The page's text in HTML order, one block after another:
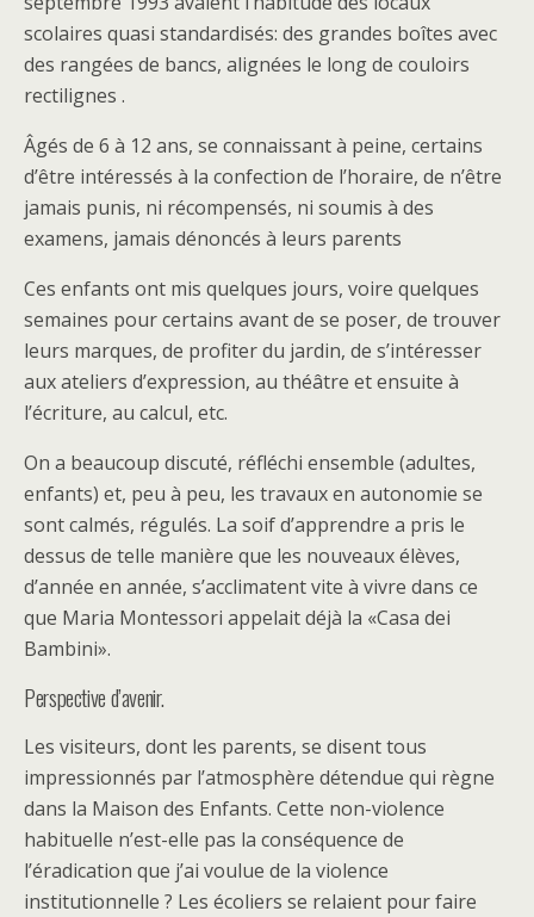
scolaires quasi standardisés: des grandes boîtes avec
des rangées de bancs, alignées le long de couloirs
rectilignes .
Âgés de 6 à 12 ans, se connaissant à peine, certains
d’être intéressés à la confection de l’horaire, de n’être
jamais punis, ni récompensés, ni soumis à des
examens, jamais dénoncés à leurs parents
Ces enfants ont mis quelques jours, voire quelques
semaines pour certains avant de se poser, de trouver
leurs marques, de profiter du jardin, de s’intéresser
aux ateliers d’expression, au théâtre et ensuite à
l’écriture, au calcul, etc.
On a beaucoup discuté, réfléchi ensemble (adultes,
enfants) et, peu à peu, les travaux en autonomie se
sont calmés, régulés. La soif d’apprendre a pris le
dessus de telle manière que les nouveaux élèves,
d’année en année, s’acclimatent vite à vivre dans ce
que Maria Montessori appelait déjà la «Casa dei
Bambini».
Perspective d’avenir.
Les visiteurs, dont les parents, se disent tous
impressionnés par l’atmosphère détendue qui règne
dans la Maison des Enfants. Cette non-violence
habituelle n’est-elle pas la conséquence de
l’éradication que j’ai voulue de la violence
institutionnelle ? Les écoliers se relaient pour faire